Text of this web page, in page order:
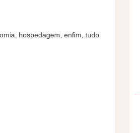
hospedagem, enfim, tudo